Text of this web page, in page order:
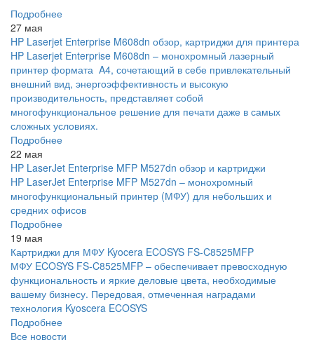
Подробнее
27 мая
HP Laserjet Enterprise M608dn обзор, картриджи для принтера
HP Laserjet Enterprise M608dn – монохромный лазерный
принтер формата A4, сочетающий в себе привлекательный
внешний вид, энергоэффективность и высокую
производительность, представляет собой
многофункциональное решение для печати даже в самых
сложных условиях.
Подробнее
22 мая
HP LaserJet Enterprise MFP M527dn обзор и картриджи
HP LaserJet Enterprise MFP M527dn – монохромный
многофункциональный принтер (МФУ) для небольших и
средних офисов
Подробнее
19 мая
Картриджи для МФУ Kyocera ECOSYS FS-C8525MFP
МФУ ECOSYS FS-C8525MFP – обеспечивает превосходную
функциональность и яркие деловые цвета, необходимые
вашему бизнесу. Передовая, отмеченная наградами
технология Kyoscera ECOSYS
Подробнее
Все новости